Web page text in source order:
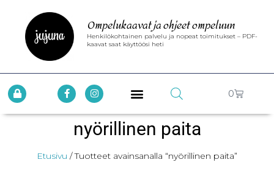
Ompelukaavat ja ohjeet ompeluun
Henkilökohtainen palvelu ja nopeat toimitukset – PDF-
kaavat saat käyttöösi heti
0
nyörillinen paita
Etusivu / Tuotteet avainsanalla “nyörillinen paita”